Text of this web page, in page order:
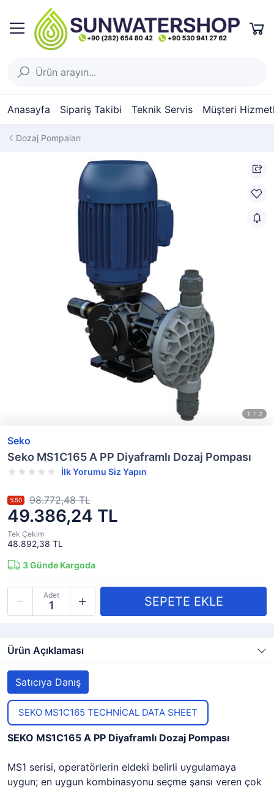
Anasayfa Sipariş Takibi Teknik Servis Müşteri
Dozaj Pompaları
Seko
Seko MS1C165 A PP Diyaframlı Dozaj Pompası
İlk Yorumu Siz Yapın
49.386,24 TL
%50 98.772,48 TL
Tek Çekim
48.892,38 TL
3Günde Kargoda
Adet
Ürün Açıklaması
Satıcıya Danış
SEKO MS1C165 TECHNİCAL DATA SHEET
SEKO MS1C165 A PP Diyaframlı Dozaj Pompası
MS1 serisi, operatörlerin eldeki belirli uygulamaya
uygun; en uygun kombinasyonu seçme şansı veren çok